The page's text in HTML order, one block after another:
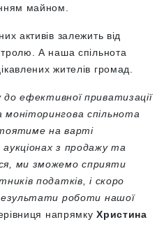
майном.
активів залежить від
А наша спільнота
жителів громад.
ефективної приватизації
спільнота
на варті
з продажу та
ми зможемо сприяти
податків, і скоро
роботи нашої
напрямкуХристина